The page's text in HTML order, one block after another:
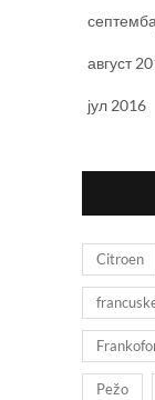
август
јул 2016
Citroen
Pežo